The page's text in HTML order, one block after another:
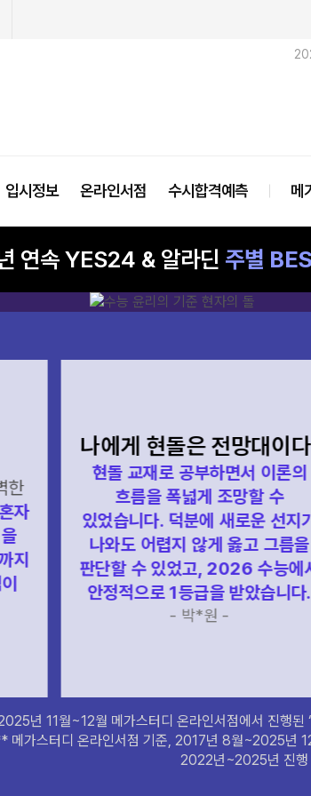
메가스터디
입시정보 온라인서점 수시합격예측 메
연속 YES24 & 알라딘 주별
나에게 현돌은 전망대이다.
현돌 교재로 공부하면서 이론의
흐름을 폭넓게 조망할 수
있었습니다. 덕분에 새로운 선지가
나와도 어렵지 않게 옳고 그름을
판단할 수 있었고, 2026 수능에서
안정적으로 1등급을 받았습니다.
- 박*원 -
년 11월~12월 메가스터디 온라인서점에서 진행된
메가스터디 온라인서점 기준, 2017년 8월~2025년
2022년~2025년 진행